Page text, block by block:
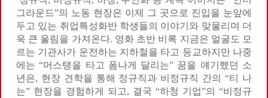
그라운드”의 노동 현장은 이제 그 곳으로 진입을 눈앞에
두고 있는 취업특성화반 학생들의 이야기와 맞물리며 더
욱 큰 울림을 가져온다. 영화 초반 비록 지금은 얼굴도 모
르는 기관사가 운전하는 지하철을 타고 등교하지만 나중
에는 “머스탱을 타고 폼나게 달리는” 꿈을 얘기했던 소
년은, 현장 견학을 통해 정규직과 비정규직 간의 “티 나
는” 현장을 경험하게 되고, 결국 “하청 기업”의 “비정규